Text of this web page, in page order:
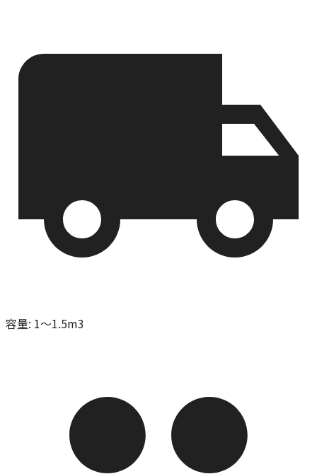
容量: 1～1.5m3